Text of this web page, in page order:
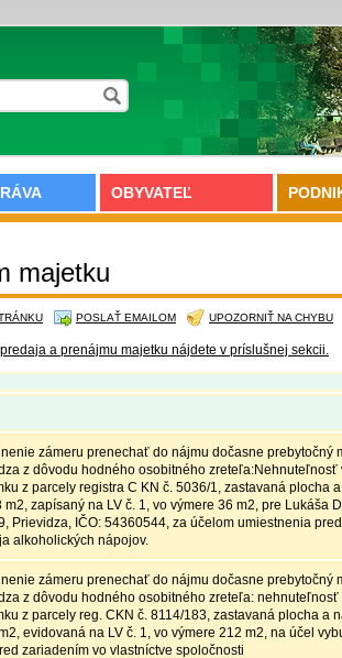
OBYVATEĽ
majetku
POSLAŤ EMAILOM UPOZORNIŤ NA CHYBU
a prenájmu majetku nájdete v príslušnej sekcii.
zámeru prenechať do nájmu dočasne prebytočný
z dôvodu hodného osobitného zreteľa:Nehnuteľnosť
z parcely registra C KN č. 5036/1, zastavaná plocha
m2, zapísaný na LV č. 1, vo výmere 36 m2, pre Lukáša
Prievidza, IČO: 54360544, za účelom umiestnenia
alkoholických nápojov.
zámeru prenechať do nájmu dočasne prebytočný
z dôvodu hodného osobitného zreteľa: nehnuteľnosť
z parcely reg. CKN č. 8114/183, zastavaná plocha a
evidovaná na LV č. 1, vo výmere 212 m2, na účel
zariadením vo vlastníctve spoločnosti